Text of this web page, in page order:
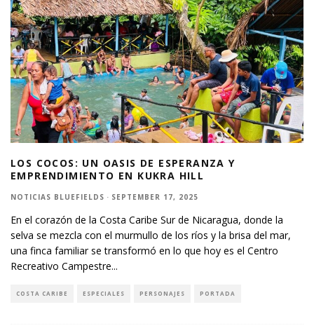
LOS COCOS: UN OASIS DE ESPERANZA Y
EMPRENDIMIENTO EN KUKRA HILL
NOTICIAS BLUEFIELDS · SEPTEMBER 17, 2025
En el corazón de la Costa Caribe Sur de Nicaragua, donde la
selva se mezcla con el murmullo de los ríos y la brisa del mar,
una finca familiar se transformó en lo que hoy es el Centro
Recreativo Campestre...
COSTA CARIBE ESPECIALES PERSONAJES PORTADA